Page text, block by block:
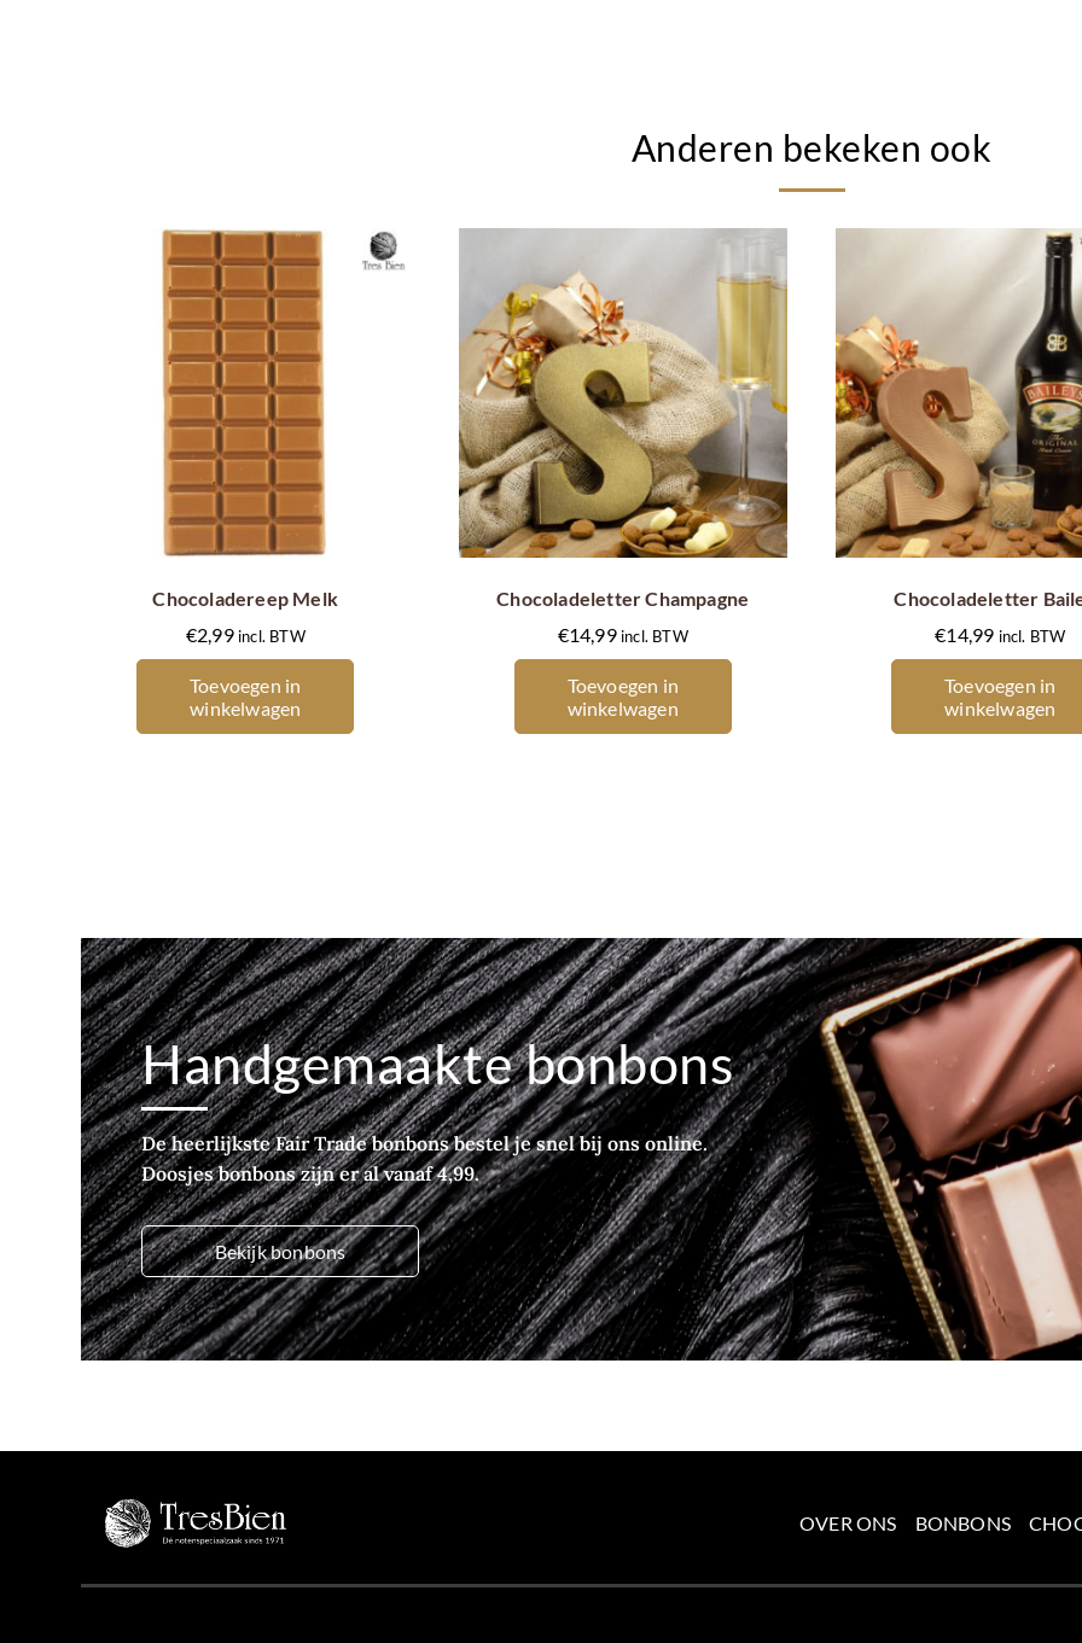
Anderen bekeken ook
Chocoladereep Melk
€2,99 incl. BTW
Toevoegen in
winkelwagen
Chocoladeletter Champagne
€14,99 incl. BTW
Toevoegen in
winkelwagen
Chocoladeletter
€14,99 incl. BTW
Toevoegen in
winkelwagen
Handgemaakte bonbons
De heerlijkste Fair Trade bonbons bestel je snel bij ons online.
Doosjes bonbons zijn er al vanaf 4,99.
Bekijk bonbons
OVER ONS BONBONS